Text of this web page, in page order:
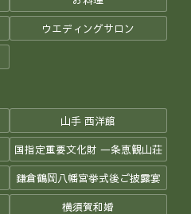
ウエディングサロン
山手 西洋館
国指定重要文化財 一条恵観山荘
鎌倉鶴岡八幡宮挙式後ご披露宴
横須賀和婚